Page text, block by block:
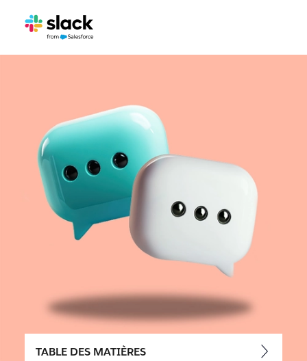
TABLE DES MATIÈRES